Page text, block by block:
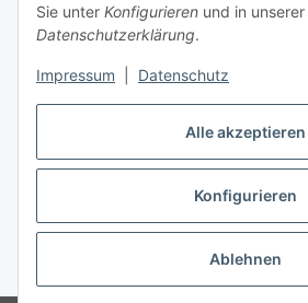
Alle akzeptieren
Konfigurieren
Ablehnen
Sie unter Konfigurieren und in unserer
Datenschutzerklärung.
Impressum Datenschutz
Vertrag widerrufen
* Alle Preise inkl. gesetzlicher USt., zzgl.Versand